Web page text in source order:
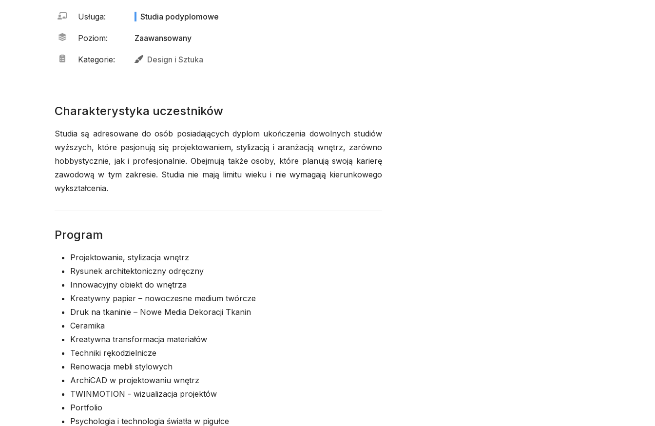
Usługa: Studia podyplomowe
Poziom: Zaawansowany
Kategorie: Design i Sztuka
Charakterystyka uczestników
Studia są adresowane do osób posiadających dyplom ukończenia dowolnych studiów
wyższych, które pasjonują się projektowaniem, stylizacją i aranżacją wnętrz, zarówno
hobbystycznie, jak i profesjonalnie. Obejmują także osoby, które planują swoją karierę
zawodową w tym zakresie. Studia nie mają limitu wieku i nie wymagają kierunkowego
wykształcenia.
Program
Projektowanie, stylizacja wnętrz
Rysunek architektoniczny odręczny
Innowacyjny obiekt do wnętrza
Kreatywny papier – nowoczesne medium twórcze
Druk na tkaninie – Nowe Media Dekoracji Tkanin
Ceramika
Kreatywna transformacja materiałów
Techniki rękodzielnicze
Renowacja mebli stylowych
ArchiCAD w projektowaniu wnętrz
TWINMOTION - wizualizacja projektów
Portfolio
Psychologia i technologia światła w pigułce